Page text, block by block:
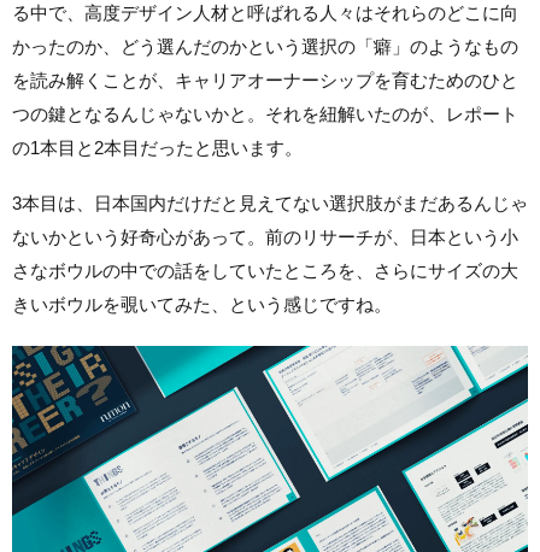
る中で、高度デザイン人材と呼ばれる人々はそれらのどこに向
かったのか、どう選んだのかという選択の「癖」のようなもの
を読み解くことが、キャリアオーナーシップを育むためのひと
つの鍵となるんじゃないかと。それを紐解いたのが、レポート
の1本目と2本目だったと思います。
3本目は、日本国内だけだと見えてない選択肢がまだあるんじゃ
ないかという好奇心があって。前のリサーチが、日本という小
さなボウルの中での話をしていたところを、さらにサイズの大
きいボウルを覗いてみた、という感じですね。